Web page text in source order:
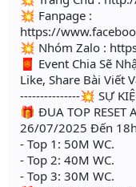
💥 Fanpage :
https://
💥 Nhóm Zalo :
🧧 Event Chia Sẽ
Like, Share Bài Viết
---------------💥 SỰ
🎁 ĐUA TOP RESET
26/07/2025 Đến
- Top 1: 50M WC.
- Top 2: 40M WC.
- Top 3: 30M WC.